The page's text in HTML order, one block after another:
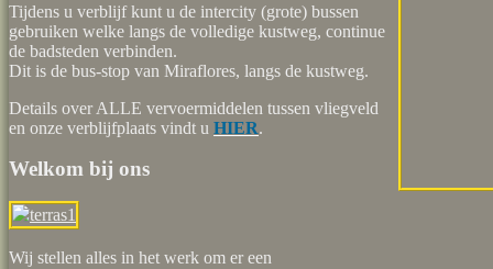
Tijdens u verblijf kunt u de intercity (grote) bussen
gebruiken welke langs de volledige kustweg, continue
de badsteden verbinden.
Dit is de bus-stop van Miraflores, langs de kustweg.
Details over ALLE vervoermiddelen tussen vliegveld
en onze verblijfplaats vindt u HIER.
Welkom bij ons
Wij stellen alles in het werk om er een